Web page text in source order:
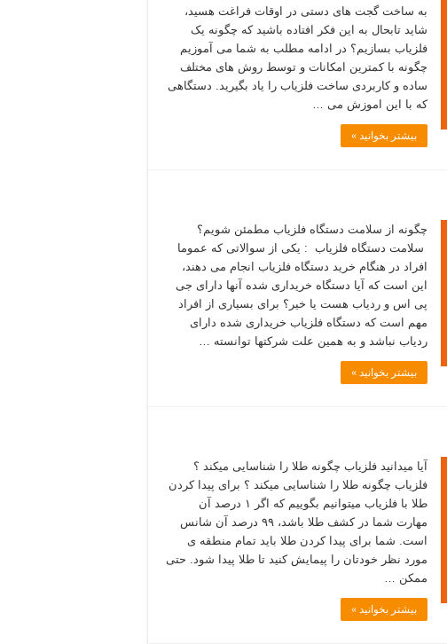
به ساخت گجت های دستی در اوقات فراغت هسید،
شاید تابحال به این فکر افتاده باشید که چگونه یک
فلزیاب بسازیم؟ در ادامه مطلب به شما می آموزیم
چگونه با کمترین امکانات و توسط روش های مختلف
ساده و کاربردی ساخت فلزیاب را یاد بگیرید. دستگاهی
که با این اموزش می …
بیشتر بخوانید »
چگونه از سلامت دستگاه فلزیاب مطمئن شویم؟
سلامت دستگاه فلزیاب : یکی از سوالاتی که عموما
افراد در هنگام خرید دستگاه فلزیاب انجام می دهند،
این است که آیا دستگاه خریداری شده آنها دارای جی
پی اس و ردیاب هست یا خیر؟ برای بسیاری از افراد
مهم است که دستگاه فلزیاب خریداری شده دارای
ردیاب نباشد و به همین علت شرکتها توانسته …
بیشتر بخوانید »
آیا میدانید فلزیاب چگونه طلا را شناسایی میکند ؟
فلزیاب چگونه طلا را شناسایی میکند ؟ برای پیدا کردن
طلا با فلزیاب میتوانیم بگوییم که اگر ۱ درصد آن
مهارت شما در کشف طلا باشد، ۹۹ درصد آن شانس
است. شما برای پیدا کردن طلا باید تمام منطقه ی
مورد نظر خودتان را پیمایش کنید تا طلا پیدا شود. حتی
ممکن …
بیشتر بخوانید »